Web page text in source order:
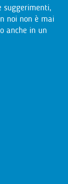
suggerimenti,
noi non è mai
anche in un